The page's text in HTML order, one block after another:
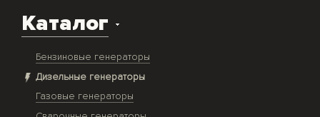
Каталог
Бензиновые генераторы
Дизельные генераторы
Газовые генераторы